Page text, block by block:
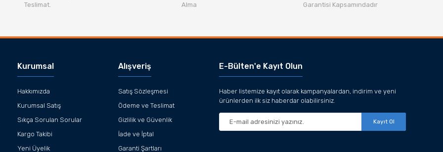
Teslimat.
Alma
Garantisi Kapsamındadır
Kurumsal
Hakkımızda
Kurumsal Satış
Sıkça Sorulan Sorular
Kargo Takibi
Yeni Üyelik
Alışveriş
Satış Sözleşmesi
Ödeme ve Teslimat
Gizlilik ve Güvenlik
İade ve İptal
Garanti Şartları
E-Bülten'e Kayıt Olun
Haber listemize kayıt olarak kampanyalardan, indirim ve yeni
ürünlerden ilk siz haberdar olabilirsiniz.
Kayıt Ol